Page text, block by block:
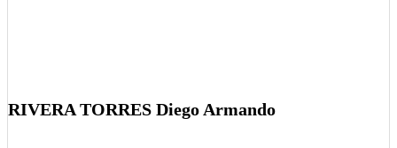
RIVERA TORRES Diego Armando